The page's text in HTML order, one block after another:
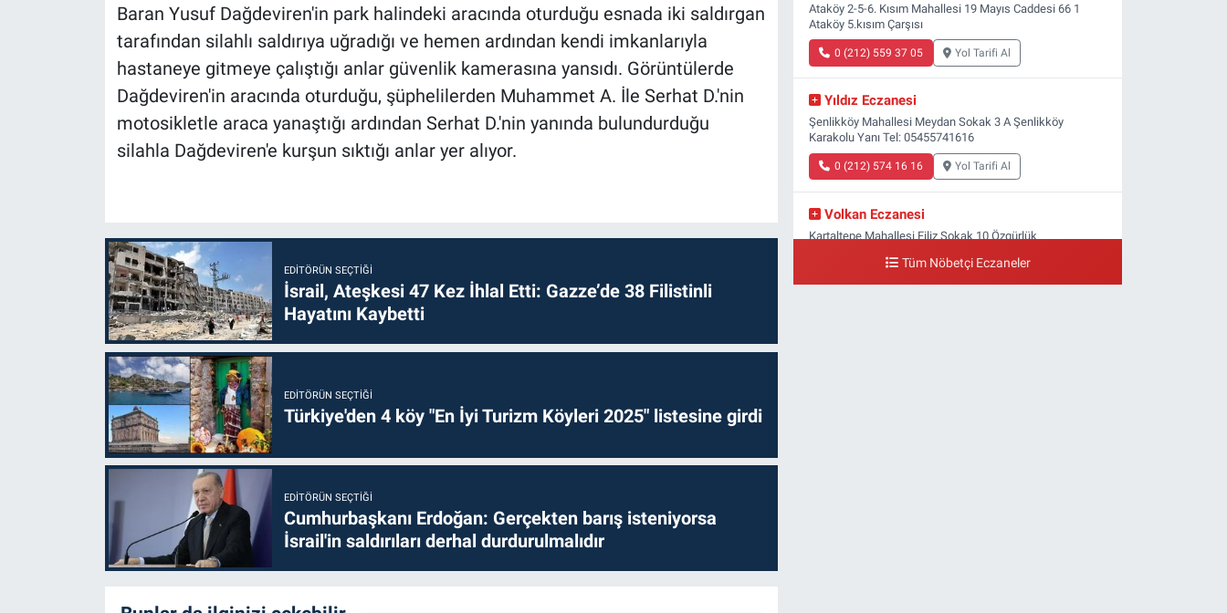
Baran Yusuf Dağdeviren'in park halindeki aracında oturduğu esnada iki saldırgan
tarafından silahlı saldırıya uğradığı ve hemen ardından kendi imkanlarıyla
hastaneye gitmeye çalıştığı anlar güvenlik kamerasına yansıdı. Görüntülerde
Dağdeviren'in aracında oturduğu, şüphelilerden Muhammet A. İle Serhat D.'nin
motosikletle araca yanaştığı ardından Serhat D.'nin yanında bulundurduğu
silahla Dağdeviren'e kurşun sıktığı anlar yer alıyor.
EDITÖRÜN SEÇTIĞI
İsrail, Ateşkesi 47 Kez İhlal Etti: Gazze’de 38 Filistinli
Hayatını Kaybetti
EDITÖRÜN SEÇTIĞI
Türkiye'den 4 köy "En İyi Turizm Köyleri 2025" listesine girdi
EDITÖRÜN SEÇTIĞI
Cumhurbaşkanı Erdoğan: Gerçekten barış isteniyorsa
İsrail'in saldırıları derhal durdurulmalıdır
Ataköy 2-5-6. Kısım Mahallesi 19 Mayıs Caddesi 66 1
Ataköy 5.kısım Çarşısı
0 (212) 559 37 05 Yol Tarifi Al
Yıldız Eczanesi
Şenlikköy Mahallesi Meydan Sokak 3 A Şenlikköy
Karakolu Yanı Tel: 05455741616
0 (212) 574 16 16 Yol Tarifi Al
Volkan Eczanesi
Kartaltepe Mahallesi Filiz Sokak 10 Özgürlük
Tüm Nöbetçi Eczaneler